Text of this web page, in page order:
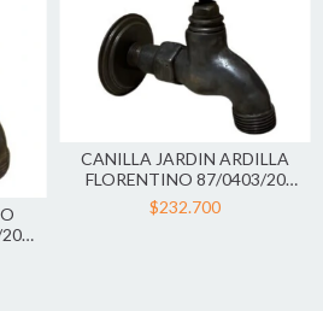
CANILLA JARDIN ARDILLA
FLORENTINO 87/0403/20
ROBINET
$232.700